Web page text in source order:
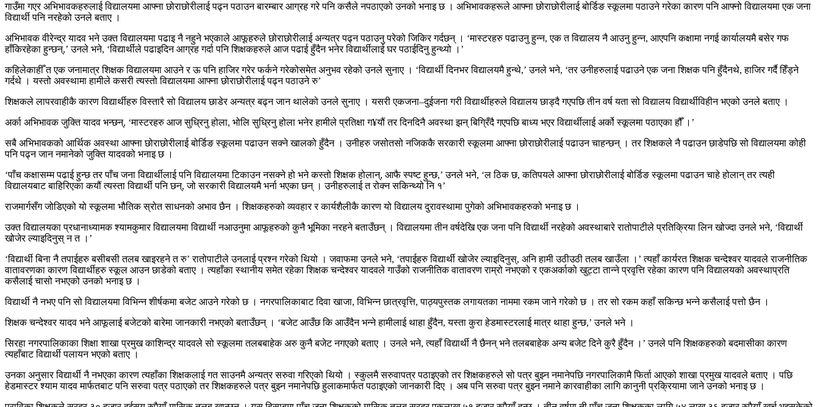
गाउँमा गएर अभिभावकहरुलाई विद्यालयमा आफ्ना छोराछोरीलाई पढ्न पठाउन बारम्बार आग्रह गरे पनि कसैले नपठाएको उनको भनाइ छ । अभिभावकहरूले आफ्ना छोराछोरीलाई बोर्डिङ स्कूलमा पठाउने गरेका कारण पनि आफ्नो विद्यालयमा एक जना
विद्यार्थी पनि नरहेको उनले बताए ।
अभिभावक वीरेन्द्र यादव भने उक्त विद्यालयमा पढाइ नै नहुने भएकाले आफूहरुले छोराछोरीलाई अन्यत्र पढ्न पठाउनु परेको जिकिर गर्दछन् । ‘मास्टरहरु पढाउनु हुन्न, एक त विद्यालय नै आउनु हुन्न, आएपनि कक्षामा नगई कार्यालयमै बसेर गफ
हाँकिरहेका हुन्छन्,’ उनले भने, ‘विद्यार्थीले पढाइदिन आग्रह गर्दा पनि शिक्षकहरुले आज पढाई हुँदैन भनेर विद्यार्थीलाई घर पठाईदिनु हुन्थ्यो ।’
कहिलेकाहीँ त एक जनामात्र शिक्षक विद्यालयमा आउने र ऊ पनि हाजिर गरेर फर्कने गरेकोसमेत अनुभव रहेको उनले सुनाए । ‘विद्यार्थी दिनभर विद्यालयमै हुन्थे,’ उनले भने, ‘तर उनीहरुलाई पढाउने एक जना शिक्षक पनि हुँदैनथे, हाजिर गर्दै हिँड्ने
गर्दथे । यस्तो अवस्थामा हामीले कसरी त्यस्तो विद्यालयमा आफ्ना छोराछोरीलाई पढ्न पठाउने रु’
शिक्षकले लापरवाहीकै कारण विद्यार्थीहरु विस्तारै सो विद्यालय छाडेर अन्यत्र बढ्न जान थालेको उनले सुनाए । यसरी एकजना–दुईजना गरी विद्यार्थीहरुले विद्यालय छाड्दै गएपछि तीन वर्ष यता सो विद्यालय विद्यार्थीविहीन भएको उनले बताए ।
अर्का अभिभावक जुक्ति यादव भन्छन्, ‘मास्टरहरु आज सुध्रिनु होला, भोलि सुध्रिनु होला भनेर हामीले प्रतिक्षा ग¥यौं तर दिनदिनै अवस्था झन् बिग्रिँदै गएपछि बाध्य भएर विद्यार्थीलाई अर्को स्कूलमा पठाएका हौँ ।’
सबै अभिभावकको आर्थिक अवस्था आफ्ना छोराछोरीलाई बोर्डिङ स्कूलमा पढाउन सक्ने खालको हुँदैन । उनीहरु जसोतसो नजिककै सरकारी स्कूलमा आफ्ना छोराछोरीलाई पढाउन चाहन्छन् । तर शिक्षकले नै पढाउन छाडेपछि सो विद्यालयमा कोही
पनि पढ्न जान नमानेको जुक्ति यादवको भनाइ छ ।
‘पाँच कक्षासम्म पढाई हुन्छ तर पाँच जना विद्यार्थीलाई पनि विद्यालयमा टिकाउन नसक्ने हो भने कस्तो शिक्षक होलान्, आफै स्पष्ट हुन्छ,’ उनले भने, ‘ल ठिक छ, कतिपयले आफ्ना छोराछोरीलाई बोर्डिङ स्कूलमा पढाउन चाहे होलान् तर त्यही
विद्यालयबाट बाहिरिएका कयौं त्यस्ता विद्यार्थी पनि छन्, जो सरकारी विद्यालयमै भर्ना भएका छन् । उनीहरुलाई त रोक्न सकिन्थ्यो नि १’
राजमार्गसँग जोडिएको यो स्कूलमा भौतिक स्रोत साधनको अभाव छैन । शिक्षकहरुको व्यवहार र कार्यशैलीकै कारण यो विद्यालय दुरावस्थामा पुगेको अभिभावकहरुको भनाइ छ ।
उक्त विद्यालयका प्रधानाध्यामक श्यामकुमार विद्यालयमा विद्यार्थी नआउनुमा आफूहरुको कुनै भूमिका नरहने बताउँछन् । विद्यालयमा तीन वर्षदेखि एक जना पनि विद्यार्थी नरहेको अवस्थाबारे रातोपाटीले प्रतिक्रिया लिन खोज्दा उनले भने, ‘विद्यार्थी
खोजेर ल्याइदिनुस् न त ।’
‘विद्यार्थी बिना नै तपाईहरु बसीबसी तलब खाइरहने त रु’ रातोपाटीले उनलाई प्रश्न गरेको थियो । जवाफमा उनले भने, ‘तपाईहरु विद्यार्थी खोजेर ल्याइदिनुस्, अनि हामी उठीउठी तलब खाउँला ।’ त्यहाँ कार्यरत शिक्षक चन्देश्वर यादवले राजनीतिक
वातावरणका कारण विद्यार्थीहरु स्कूल आउन छाडेको बताए । त्यहाँका स्थानीय समेत रहेका शिक्षक चन्देश्वर यादवले गाउँको राजनीतिक वातावरण राम्रो नभएको र एकअर्काको खुट्टा तान्ने प्रवृत्ति रहेका कारण पनि विद्यालयको अवस्थाप्रति
कसैलाई चासो नभएको उनको भनाइ छ ।
विद्यार्थी नै नभए पनि सो विद्यालयमा विभिन्न शीर्षकमा बजेट आउने गरेको छ । नगरपालिकाबाट दिवा खाजा, विभिन्न छात्रवृत्ति, पाठ्यपुस्तक लगायतका नाममा रकम जाने गरेको छ । तर सो रकम कहाँ सकिन्छ भन्ने कसैलाई पत्तो छैन ।
शिक्षक चन्देश्वर यादव भने आफूलाई बजेटको बारेमा जानकारी नभएको बताउँछन् । ‘बजेट आउँछ कि आउँदैन भन्ने हामीलाई थाहा हुँदैन, यस्ता कुरा हेडमास्टरलाई मात्र थाहा हुन्छ,’ उनले भने ।
सिरहा नगरपालिकाका शिक्षा शाखा प्रमुख काशिन्द्र यादवले सो स्कूलमा तलबबाहेक अरु कुनै बजेट नगएको बताए । उनले भने, त्यहाँ विद्यार्थी नै छैनन् भने तलबबाहेक अन्य बजेट दिने कुरै हुँदैन ।’ उनले पनि शिक्षकहरुको बदमासीका कारण
त्यहाँबाट विद्यार्थी पलायन भएको बताए ।
उनका अनुसार विद्यार्थी नै नभएका कारण त्यहाँका शिक्षकलाई गत साउनमै अन्यत्र सरुवा गरिएको थियो । स्कुलमै सरुवापत्र पठाइएको तर शिक्षकहरुले सो पत्र बुझ्न नमानेपछि नगरपालिकामै फिर्ता आएको शाखा प्रमुख यादवले बताए । पछि
हेडमास्टर श्याम यादव मार्फतबाट पनि सरुवा पत्र पठाएको तर शिक्षकहरुले पत्र बुझ्न नमानेपछि हुलाकमार्फत पठाइएको जानकारी दिए । अब पनि सरुवा पत्र बुझ्न नमाने कारवाहीका लागि कानुनी प्रक्रियामा जाने उनको भनाइ छ ।